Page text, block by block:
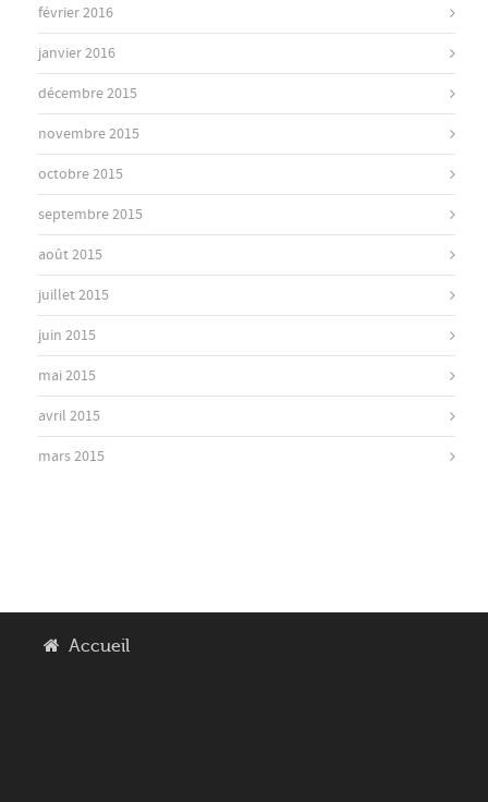
février 2016
janvier 2016
décembre 2015
novembre 2015
octobre 2015
septembre 2015
août 2015
juillet 2015
juin 2015
mai 2015
avril 2015
mars 2015
Accueil